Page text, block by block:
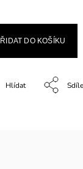
DO KOŠÍKU
Hlídat